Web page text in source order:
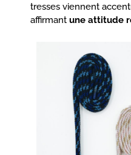
tresses viennent
affirmant une attitude